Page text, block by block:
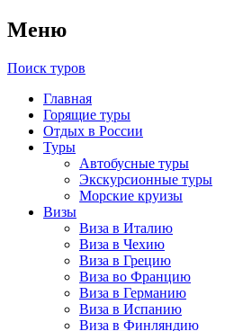
Меню
Поиск туров
Главная
Горящие туры
Отдых в России
Туры
Автобусные туры
Экскурсионные туры
Морские круизы
Визы
Виза в Италию
Виза в Чехию
Виза в Грецию
Виза во Францию
Виза в Германию
Виза в Испанию
Виза в Финляндию